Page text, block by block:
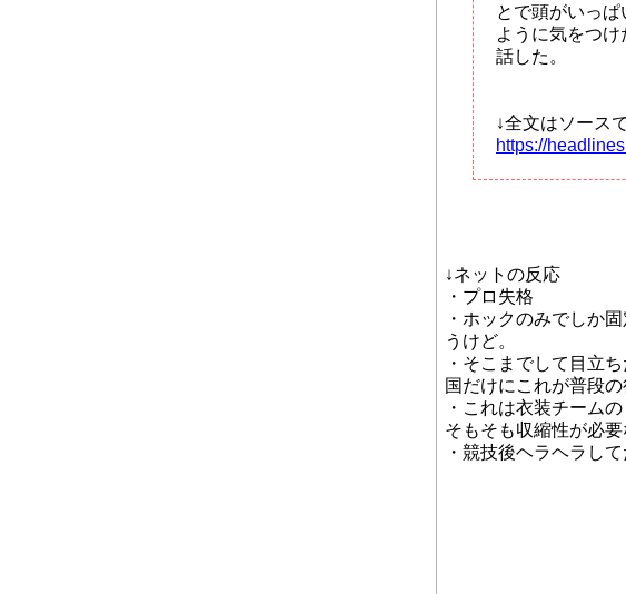
とで頭がいっ
ように気をつ
話した。
↓全文はソース
https://
↓ネットの反応
・プロ失格
・ホックのみでしか
うけど。
・そこまでして目立
国だけにこれが普段
・これは衣装チームの
そもそも収縮性が必
・競技後ヘラヘラし